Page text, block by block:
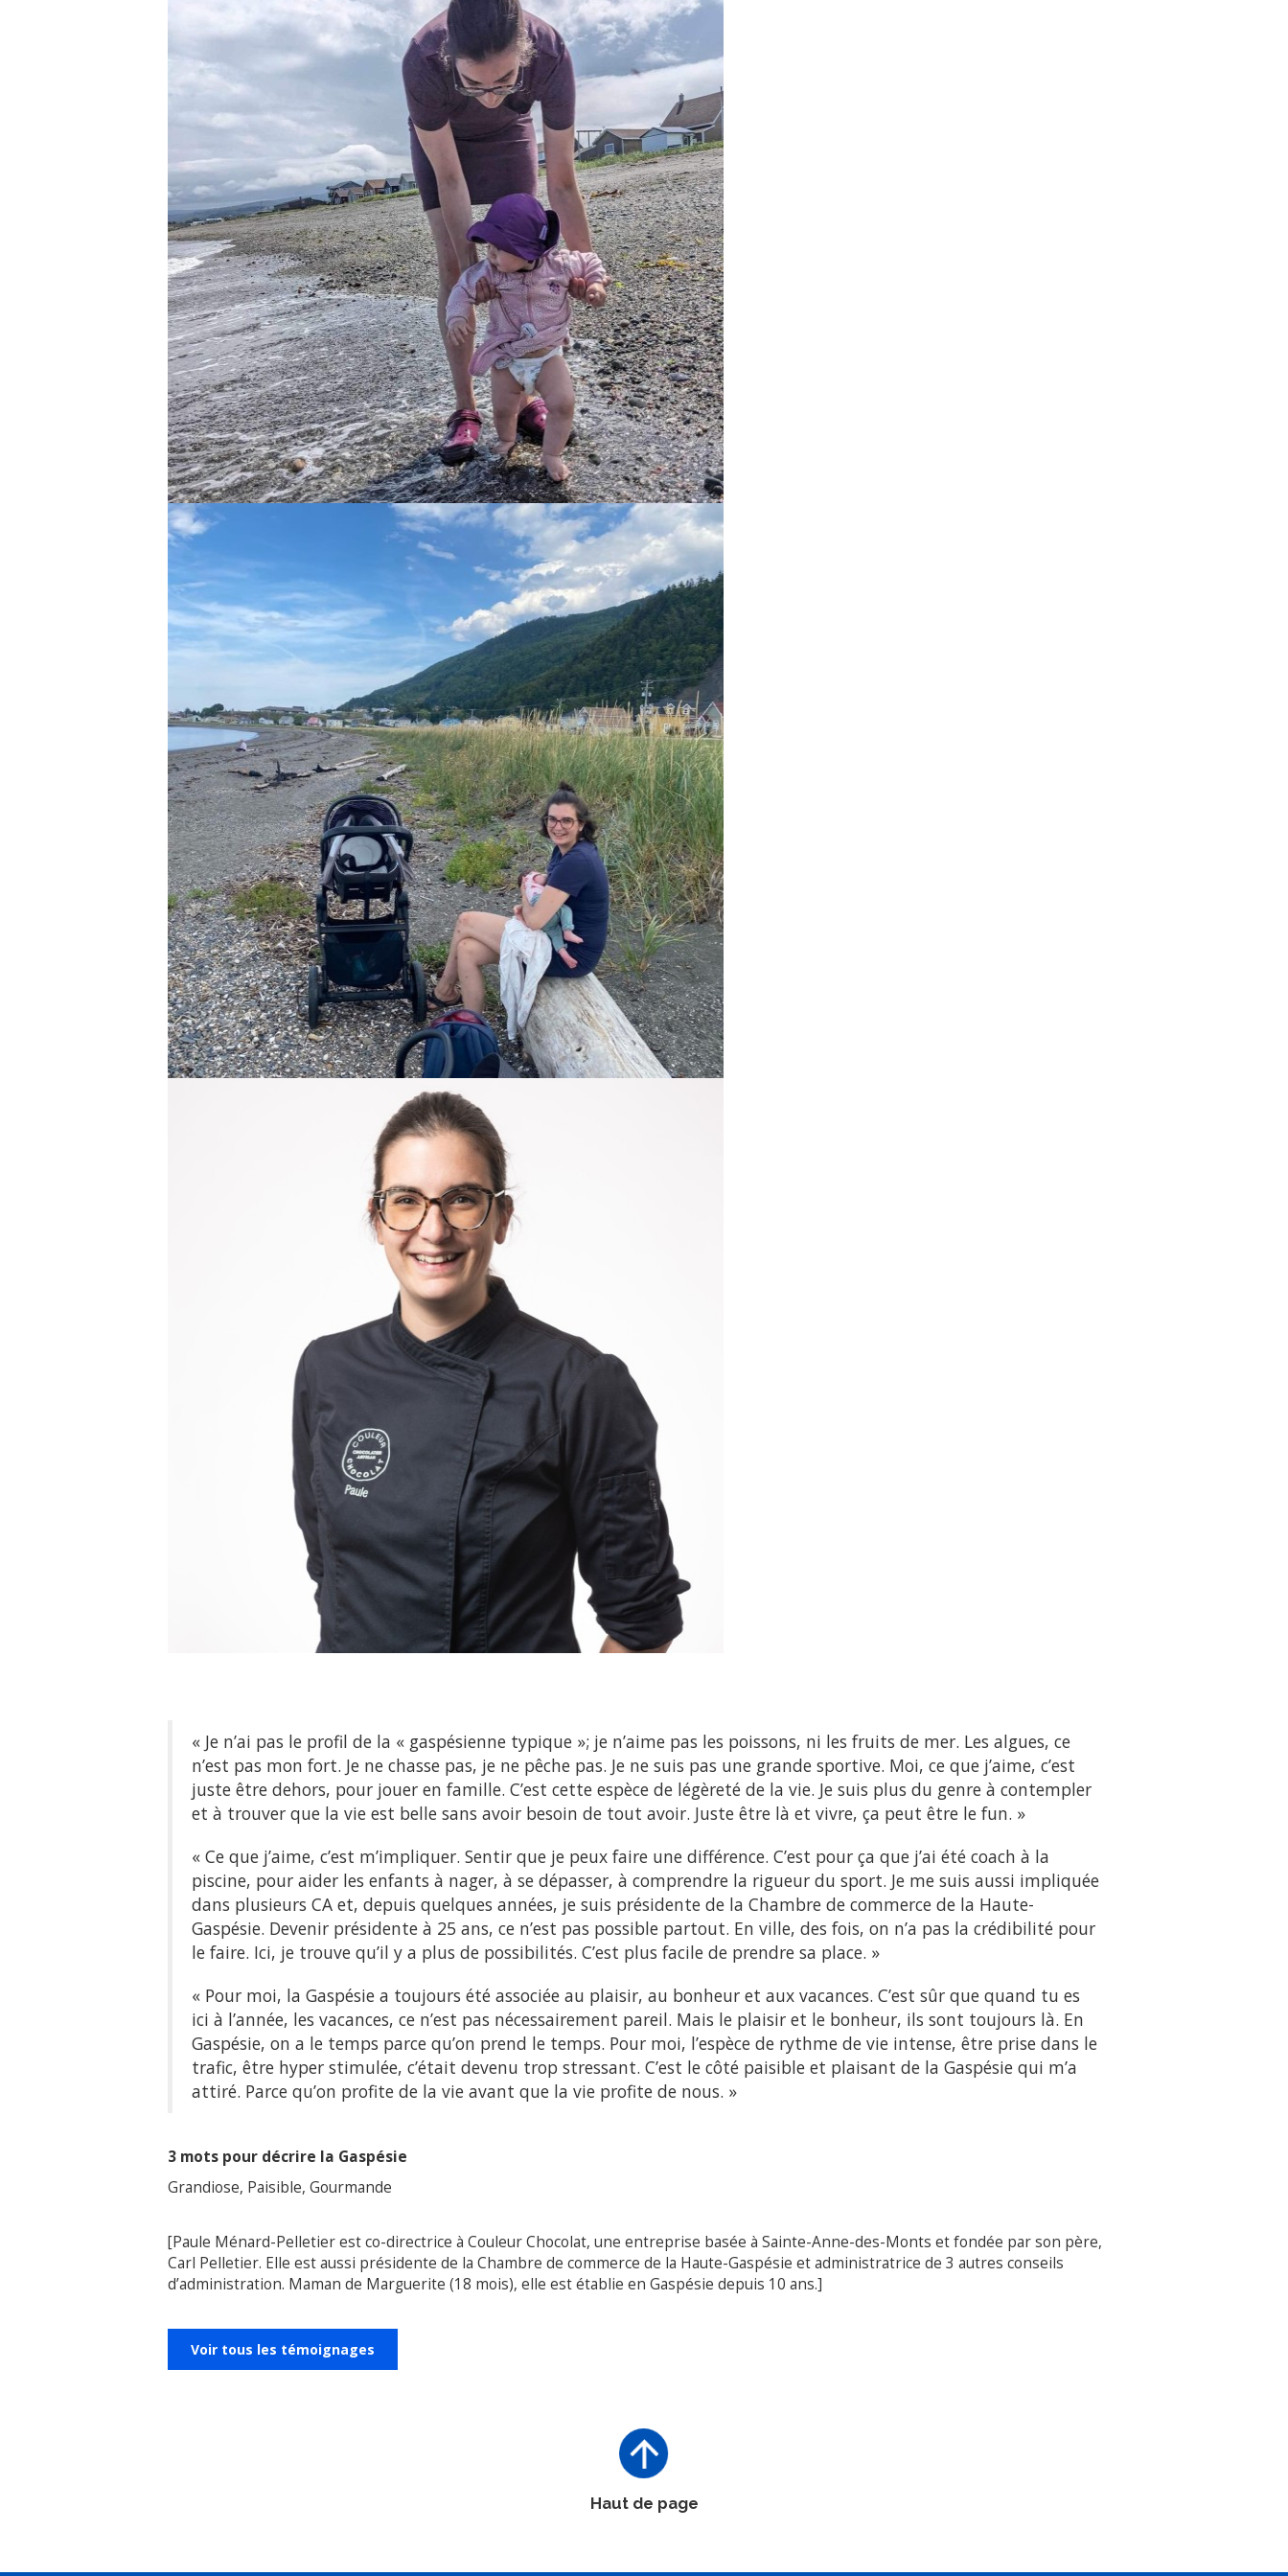
« Je n’ai pas le profil de la « gaspésienne typique »; je n’aime pas les poissons, ni les fruits de mer. Les algues, ce
n’est pas mon fort. Je ne chasse pas, je ne pêche pas. Je ne suis pas une grande sportive. Moi, ce que j’aime, c’est
juste être dehors, pour jouer en famille. C’est cette espèce de légèreté de la vie. Je suis plus du genre à contempler
et à trouver que la vie est belle sans avoir besoin de tout avoir. Juste être là et vivre, ça peut être le fun. »
« Ce que j’aime, c’est m’impliquer. Sentir que je peux faire une différence. C’est pour ça que j’ai été coach à la
piscine, pour aider les enfants à nager, à se dépasser, à comprendre la rigueur du sport. Je me suis aussi impliquée
dans plusieurs CA et, depuis quelques années, je suis présidente de la Chambre de commerce de la Haute-
Gaspésie. Devenir présidente à 25 ans, ce n’est pas possible partout. En ville, des fois, on n’a pas la crédibilité pour
le faire. Ici, je trouve qu’il y a plus de possibilités. C’est plus facile de prendre sa place. »
« Pour moi, la Gaspésie a toujours été associée au plaisir, au bonheur et aux vacances. C’est sûr que quand tu es
ici à l’année, les vacances, ce n’est pas nécessairement pareil. Mais le plaisir et le bonheur, ils sont toujours là. En
Gaspésie, on a le temps parce qu’on prend le temps. Pour moi, l’espèce de rythme de vie intense, être prise dans le
trafic, être hyper stimulée, c’était devenu trop stressant. C’est le côté paisible et plaisant de la Gaspésie qui m’a
attiré. Parce qu’on profite de la vie avant que la vie profite de nous. »
3 mots pour décrire la Gaspésie
Grandiose, Paisible, Gourmande
[Paule Ménard-Pelletier est co-directrice à Couleur Chocolat, une entreprise basée à Sainte-Anne-des-Monts et fondée par son père,
Carl Pelletier. Elle est aussi présidente de la Chambre de commerce de la Haute-Gaspésie et administratrice de 3 autres conseils
d’administration. Maman de Marguerite (18 mois), elle est établie en Gaspésie depuis 10 ans.]
Voir tous les témoignages
Haut de page